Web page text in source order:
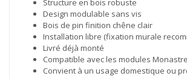
Structure en bois robuste
Design modulable sans vis
Bois de pin finition chêne clair
Installation libre (fixation murale
Livré déjà monté
Compatible avec les modules
Convient à un usage domestique ou